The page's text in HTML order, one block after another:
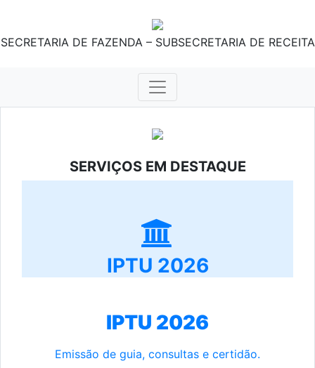
SECRETARIA DE FAZENDA – SUBSECRETARIA DE RECEITA
SERVIÇOS EM DESTAQUE
IPTU 2026
IPTU 2026
Emissão de guia, consultas e certidão.